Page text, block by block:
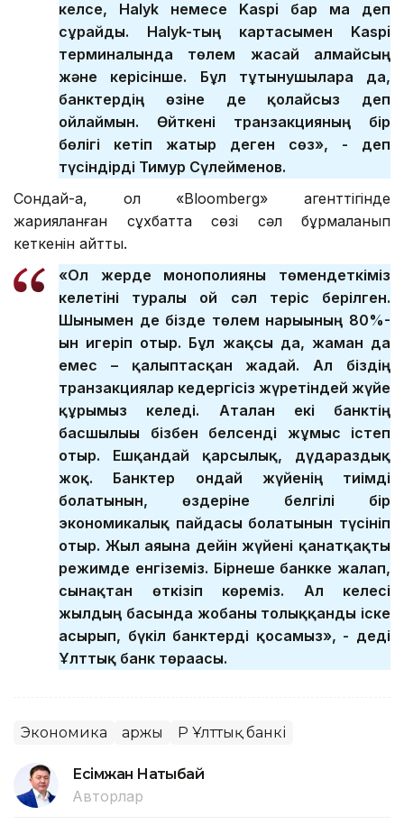
келсе, Halyk немесе Kaspi бар ма деп
сұрайды. Halyk-тың картасымен Kaspi
терминалында төлем жасай алмайсың
және керісінше. Бұл тұтынушыларға да,
банктердің өзіне де қолайсыз деп
ойлаймын. Өйткені транзакцияның бір
бөлігі кетіп жатыр деген сөз», - деп
түсіндірді Тимур Сүлейменов.
Сондай-ақ, ол «Bloomberg» агенттігінде
жарияланған сұхбатта сөзі сәл бұрмаланып
кеткенін айтты.
«Ол жерде монополияны төмендеткіміз
келетіні туралы ой сәл теріс берілген.
Шынымен де бізде төлем нарығының 80%-
ын игеріп отыр. Бұл жақсы да, жаман да
емес – қалыптасқан жағдай. Ал біздің
транзакциялар кедергісіз жүретіндей жүйе
құрғымыз келеді. Аталған екі банктің
басшылығы бізбен белсенді жұмыс істеп
отыр. Ешқандай қарсылық, дүдараздық
жоқ. Банктер ондай жүйенің тиімді
болатынын, өздеріне белгілі бір
экономикалық пайдасы болатынын түсініп
отыр. Жыл аяғына дейін жүйені қанатқақты
режимде енгіземіз. Бірнеше банкке жалғап,
сынақтан өткізіп көреміз. Ал келесі
жылдың басында жобаны толыққанды іске
асырып, бүкіл банктерді қосамыз», - деді
Ұлттық банк төрағасы.
Экономика Қаржы ҚР Ұлттық банкі
Есімжан Нақтыбай
Авторлар